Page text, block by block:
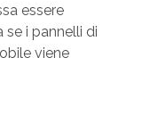
essere
i pannelli di
viene